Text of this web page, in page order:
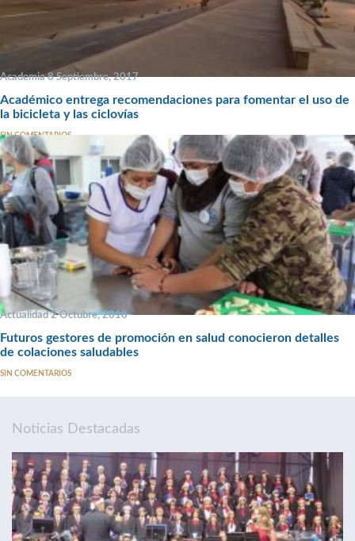
Academia 8 Septiembre, 2017
Académico entrega recomendaciones para fomentar el uso de
la bicicleta y las ciclovías
SIN COMENTARIOS
Actualidad 2 Octubre, 2018
Futuros gestores de promoción en salud conocieron detalles
de colaciones saludables
SIN COMENTARIOS
Noticias Destacadas